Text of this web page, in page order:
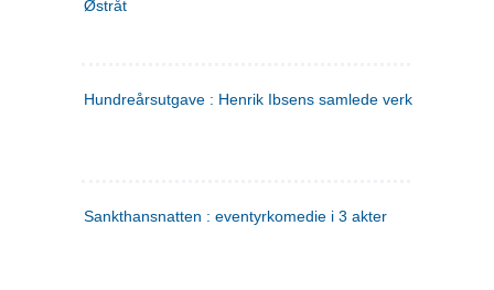
Østråt
Hundreårsutgave : Henrik Ibsens samlede verker. 2
Sankthansnatten : eventyrkomedie i 3 akter